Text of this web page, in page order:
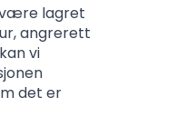
lagret
angrerett
vi
det er